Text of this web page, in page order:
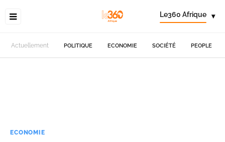
Le360 Afrique ▾
Actuellement POLITIQUE ECONOMIE SOCIÉTÉ PEOPLE
ECONOMIE